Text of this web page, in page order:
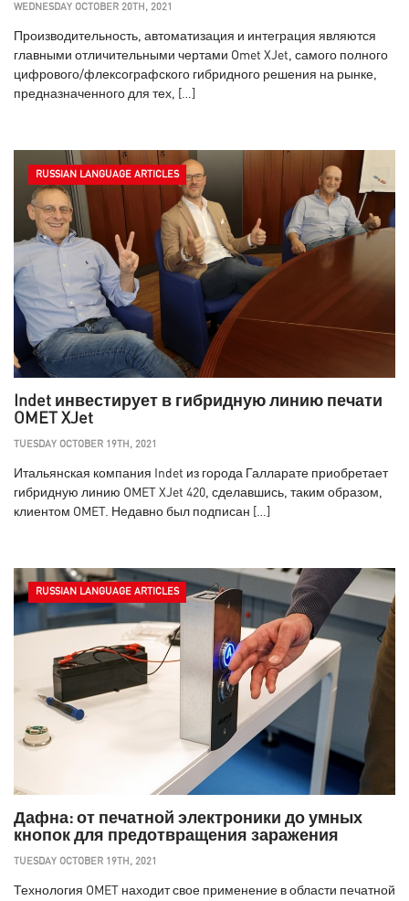
WEDNESDAY OCTOBER 20TH, 2021
Производительность, автоматизация и интеграция являются
главными отличительными чертами Omet XJet, самого полного
цифрового/флексографского гибридного решения на рынке,
предназначенного для тех, […]
RUSSIAN LANGUAGE ARTICLES
Indet инвестирует в гибридную линию печати
OMET XJet
TUESDAY OCTOBER 19TH, 2021
Итальянская компания Indet из города Галларате приобретает
гибридную линию OMET XJet 420, сделавшись, таким образом,
клиентом OMET. Недавно был подписан […]
RUSSIAN LANGUAGE ARTICLES
Дафна: от печатной электроники до умных
кнопок для предотвращения заражения
TUESDAY OCTOBER 19TH, 2021
Технология OMET находит свое применение в области печатной